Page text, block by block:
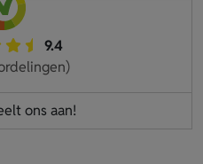
9.4
ons aan!